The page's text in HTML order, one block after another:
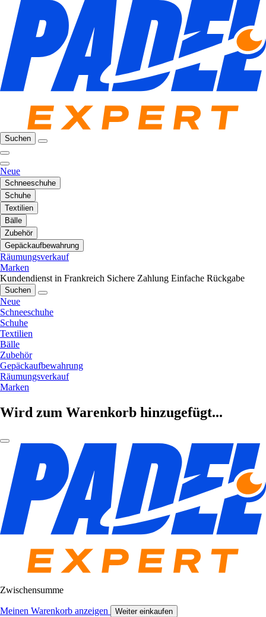
Suchen
Neue
Schneeschuhe
Schuhe
Textilien
Bälle
Zubehör
Gepäckaufbewahrung
Räumungsverkauf
Marken
Kundendienst in Frankreich Sichere Zahlung Einfache Rückgabe
Suchen
Neue
Schneeschuhe
Schuhe
Textilien
Bälle
Zubehör
Gepäckaufbewahrung
Räumungsverkauf
Marken
Wird zum Warenkorb hinzugefügt...
Zwischensumme
Meinen Warenkorb anzeigen Weiter einkaufen